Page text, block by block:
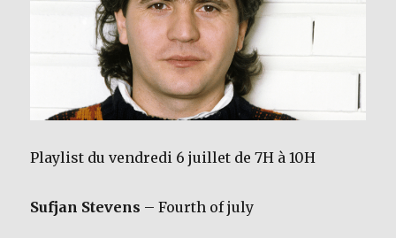
Playlist du vendredi 6 juillet de 7H à 10H
Sufjan Stevens – Fourth of july